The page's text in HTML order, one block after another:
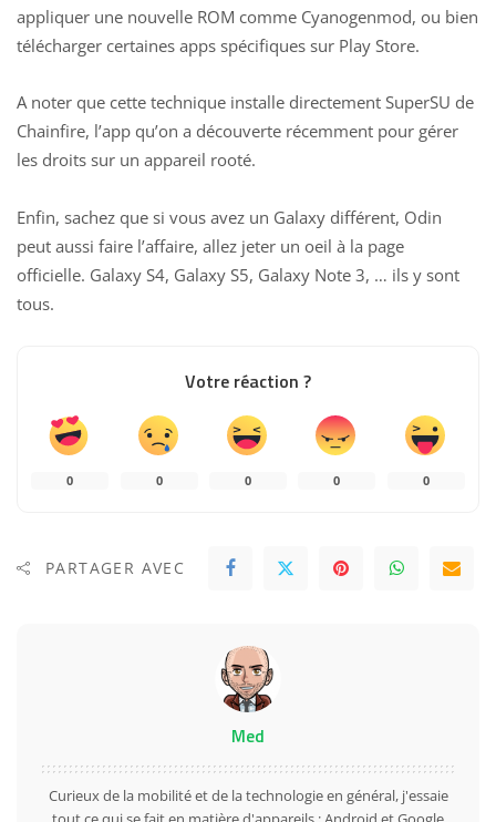
appliquer une nouvelle ROM comme Cyanogenmod, ou bien
télécharger certaines apps spécifiques sur Play Store.
A noter que cette technique installe directement SuperSU de
Chainfire, l’app qu’on a découverte récemment pour gérer
les droits sur un appareil rooté.
Enfin, sachez que si vous avez un Galaxy différent, Odin
peut aussi faire l’affaire, allez jeter un oeil à la page
officielle. Galaxy S4, Galaxy S5, Galaxy Note 3, … ils y sont
tous.
Votre réaction ?
0 0 0 0 0
PARTAGER AVEC
Med
Curieux de la mobilité et de la technologie en général, j'essaie